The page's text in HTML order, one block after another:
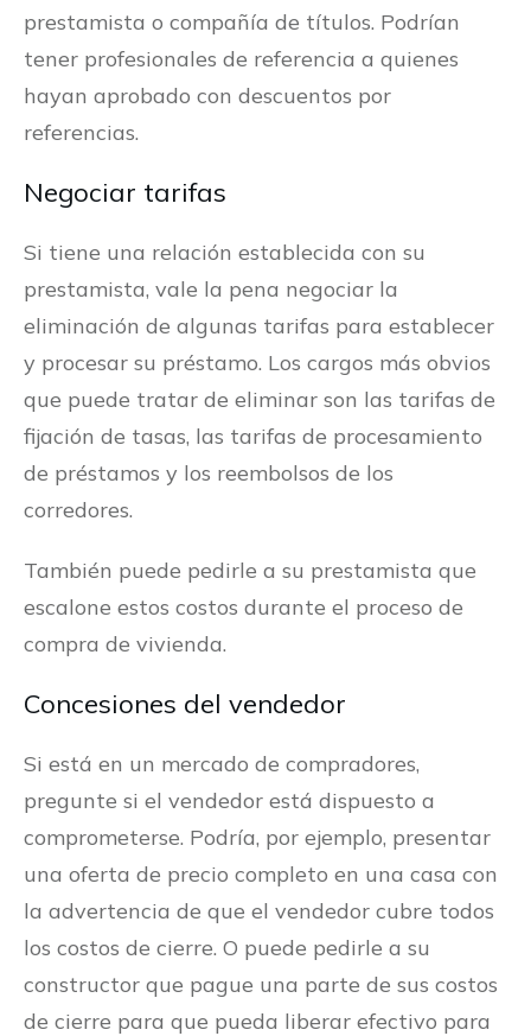
prestamista o compañía de títulos. Podrían
tener profesionales de referencia a quienes
hayan aprobado con descuentos por
referencias.
Negociar tarifas
Si tiene una relación establecida con su
prestamista, vale la pena negociar la
eliminación de algunas tarifas para establecer
y procesar su préstamo. Los cargos más obvios
que puede tratar de eliminar son las tarifas de
fijación de tasas, las tarifas de procesamiento
de préstamos y los reembolsos de los
corredores.
También puede pedirle a su prestamista que
escalone estos costos durante el proceso de
compra de vivienda.
Concesiones del vendedor
Si está en un mercado de compradores,
pregunte si el vendedor está dispuesto a
comprometerse. Podría, por ejemplo, presentar
una oferta de precio completo en una casa con
la advertencia de que el vendedor cubre todos
los costos de cierre. O puede pedirle a su
constructor que pague una parte de sus costos
de cierre para que pueda liberar efectivo para